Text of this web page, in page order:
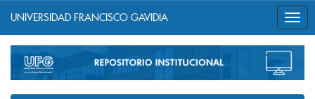
navigation
UNIVERSIDAD FRANCISCO GAVIDIA